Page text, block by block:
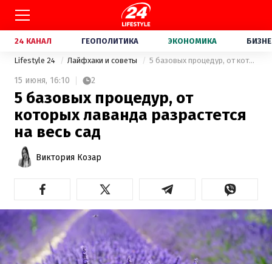
24 КАНАЛ ГЕОПОЛИТИКА ЭКОНОМИКА
Lifestyle 24 Лайфхаки и советы 5 базовых процедур, от которых лаванда разрастется на весь сад
15 июня, 16:10 2
5 базовых процедур, от
которых лаванда разрастется
на весь сад
Виктория Козар